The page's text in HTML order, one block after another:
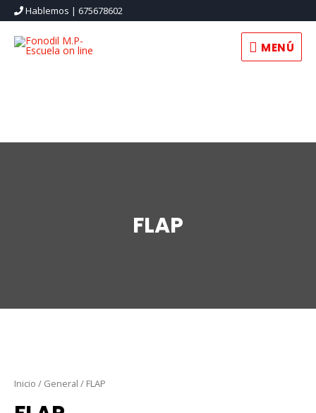
Hablemos | 675678602
MENÚ
MENÚ
FLAP
Inicio / General / FLAP